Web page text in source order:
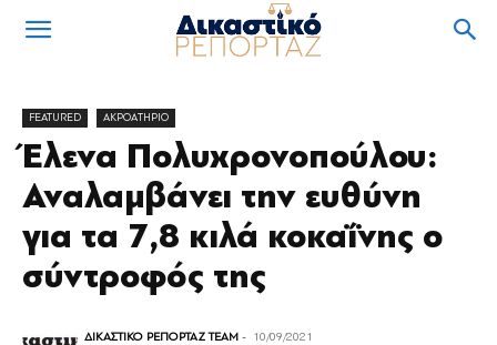
FEATURED ΑΚΡΟΑΤΗΡΙΟ
Έλενα Πολυχρονοπούλου:
Αναλαμβάνει την ευθύνη
για τα 7,8 κιλά κοκαΐνης ο
σύντροφός της
ΔΙΚΑΣΤΙΚΟ ΡΕΠΟΡΤΑΖ TEAM - 10/09/2021